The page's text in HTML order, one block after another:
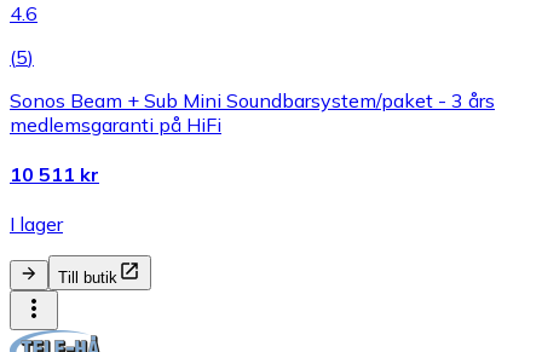
4.6
(5)
Sonos Beam + Sub Mini Soundbarsystem/paket - 3 års
medlemsgaranti på HiFi
10 511 kr
I lager
Till butik